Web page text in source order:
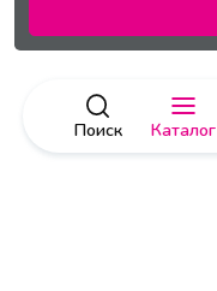
Поиск Каталог